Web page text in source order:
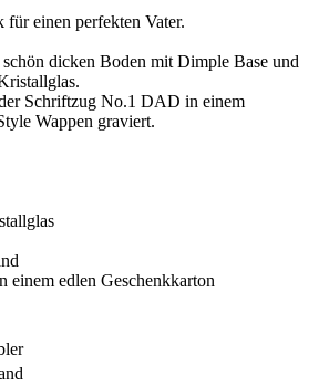
für einen perfekten Vater.
dicken Boden mit Dimple Base und
Schriftzug No.1 DAD in einem
Wappen graviert.
edlen Geschenkkarton